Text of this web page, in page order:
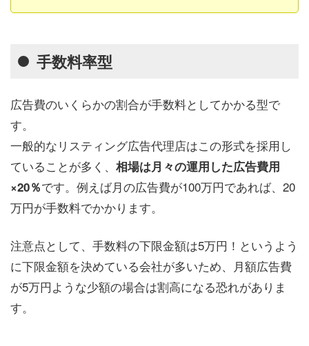
手数料率型
広告費のいくらかの割合が手数料としてかかる型で
す。
一般的なリスティング広告代理店はこの形式を採用し
ていることが多く、 相場は月々の運用した広告費用
×20％です。例えば月の広告費が100万円であれば、20
万円が手数料でかかります。
注意点として、手数料の下限金額は5万円！というよう
に下限金額を決めている会社が多いため、月額広告費
が5万円ような少額の場合は割高になる恐れがありま
す。